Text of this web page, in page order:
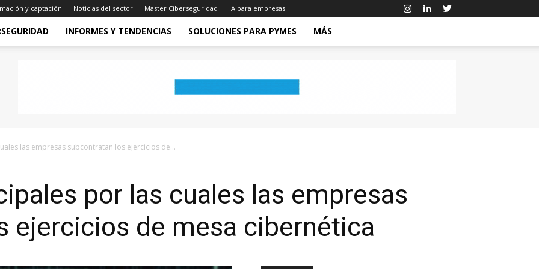
y captación Noticias del sector Master Ciberseguridad IA para empresas
INFORMES Y TENDENCIAS SOLUCIONES PARA PYMES MÁS
las empresas subcontratan los ejercicios de...
por las cuales las empresas
ejercicios de mesa cibernética